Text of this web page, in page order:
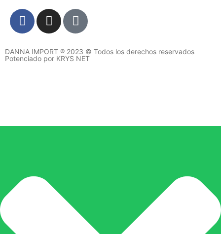
DANNA IMPORT ® 2023 © Todos los derechos reservados
Potenciado por KRYS NET